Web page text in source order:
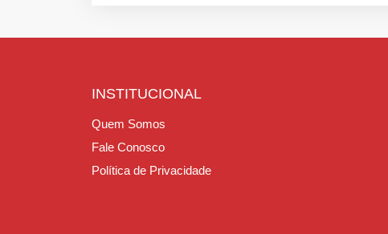
INSTITUCIONAL
Quem Somos
Fale Conosco
Política de Privacidade